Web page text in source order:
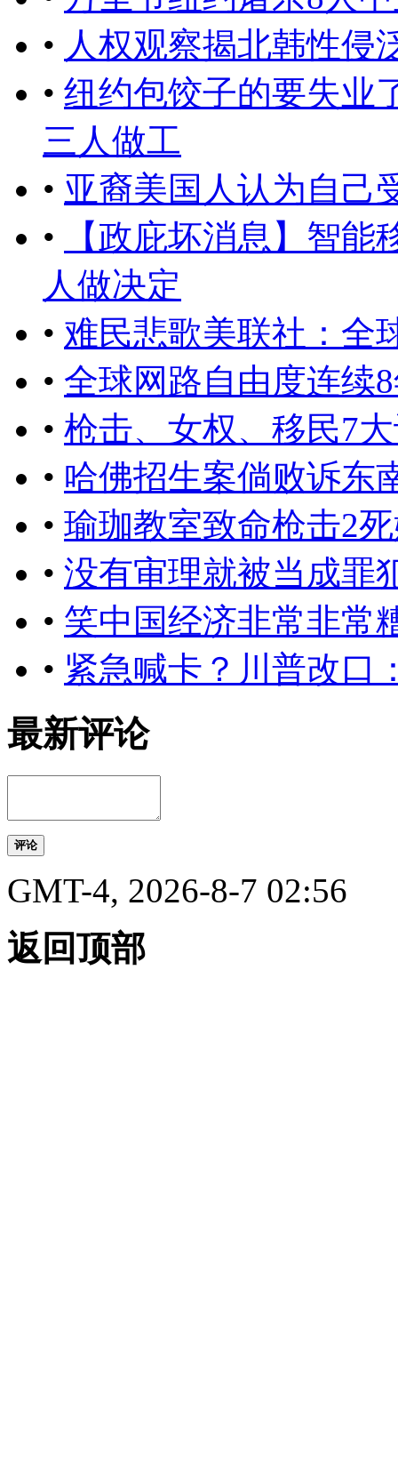
• 人权观察揭北韩性侵
• 纽约包饺子的要失业
三人做工
• 亚裔美国人认为自己
•
【政庇坏消息】智
人做决定
• 难民悲歌美联社：全
• 全球网路自由度连续
• 枪击、女权、移民7
• 哈佛招生案倘败诉东
• 瑜珈教室致命枪击2
• 没有审理就被当成罪
• 笑中国经济非常非常
• 紧急喊卡？川普改口
最新评论
评论
GMT-4, 2026-8-7 02:56
返回顶部